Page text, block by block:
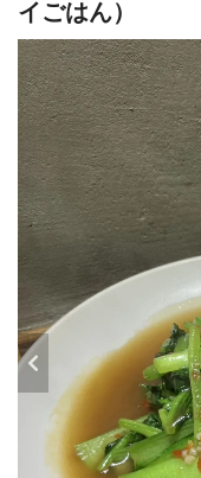
イごはん）